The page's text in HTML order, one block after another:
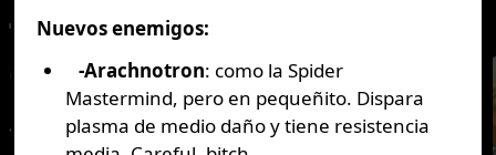
Nuevos enemigos:
-Arachnotron: como la Spider
Mastermind, pero en pequeñito. Dispara
plasma de medio daño y tiene resistencia